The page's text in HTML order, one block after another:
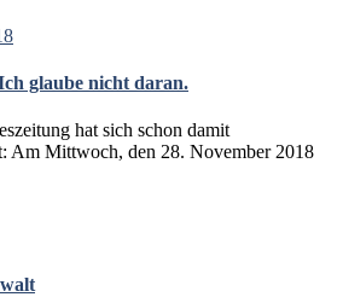
glaube nicht daran.
hat sich schon damit
Am Mittwoch, den 28. November 2018